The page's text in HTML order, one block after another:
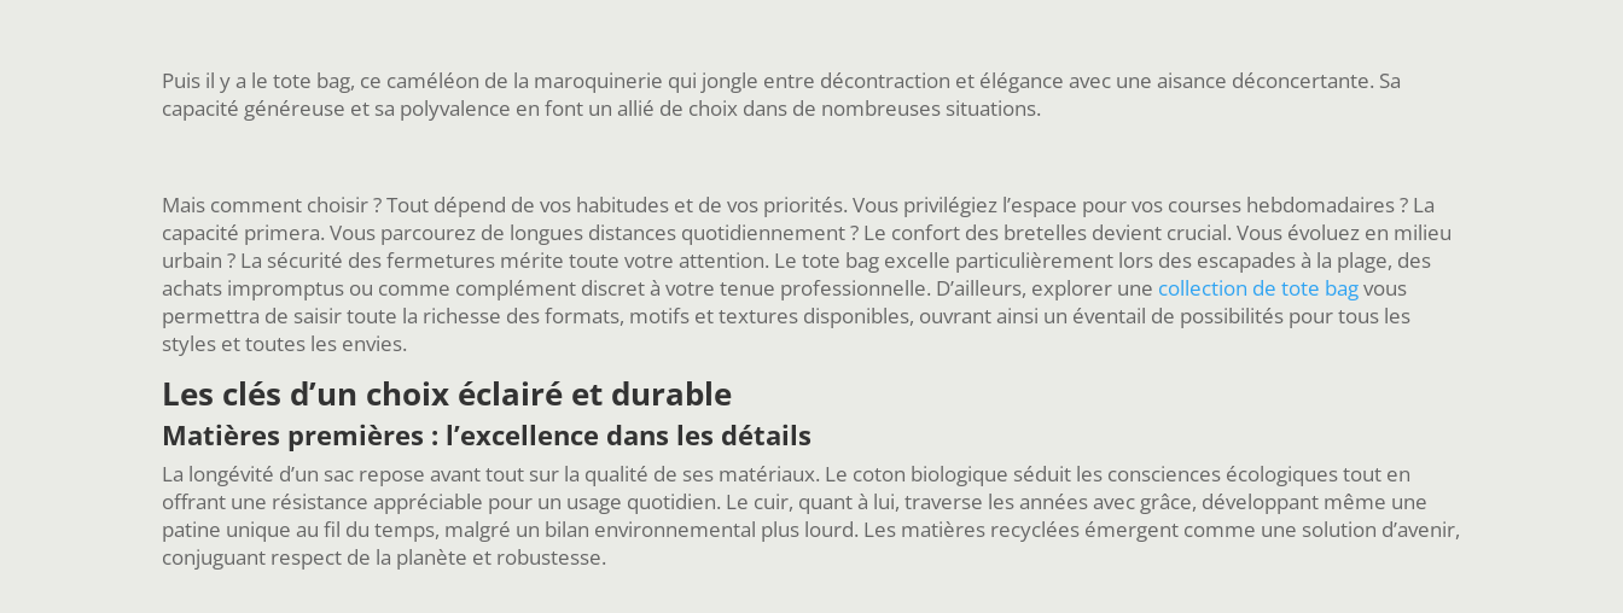
Puis il y a le tote bag, ce caméléon de la maroquinerie qui jongle entre décontraction et élégance avec une aisance déconcertante. Sa
capacité généreuse et sa polyvalence en font un allié de choix dans de nombreuses situations.
Mais comment choisir ? Tout dépend de vos habitudes et de vos priorités. Vous privilégiez l’espace pour vos courses hebdomadaires ? La
capacité primera. Vous parcourez de longues distances quotidiennement ? Le confort des bretelles devient crucial. Vous évoluez en milieu
urbain ? La sécurité des fermetures mérite toute votre attention. Le tote bag excelle particulièrement lors des escapades à la plage, des
achats impromptus ou comme complément discret à votre tenue professionnelle. D’ailleurs, explorer une collection de tote bagvous
permettra de saisir toute la richesse des formats, motifs et textures disponibles, ouvrant ainsi un éventail de possibilités pour tous les
styles et toutes les envies.
Les clés d’un choix éclairé et durable
Matières premières : l’excellence dans les détails
La longévité d’un sac repose avant tout sur la qualité de ses matériaux. Le coton biologique séduit les consciences écologiques tout en
offrant une résistance appréciable pour un usage quotidien. Le cuir, quant à lui, traverse les années avec grâce, développant même une
patine unique au fil du temps, malgré un bilan environnemental plus lourd. Les matières recyclées émergent comme une solution d’avenir,
conjuguant respect de la planète et robustesse.